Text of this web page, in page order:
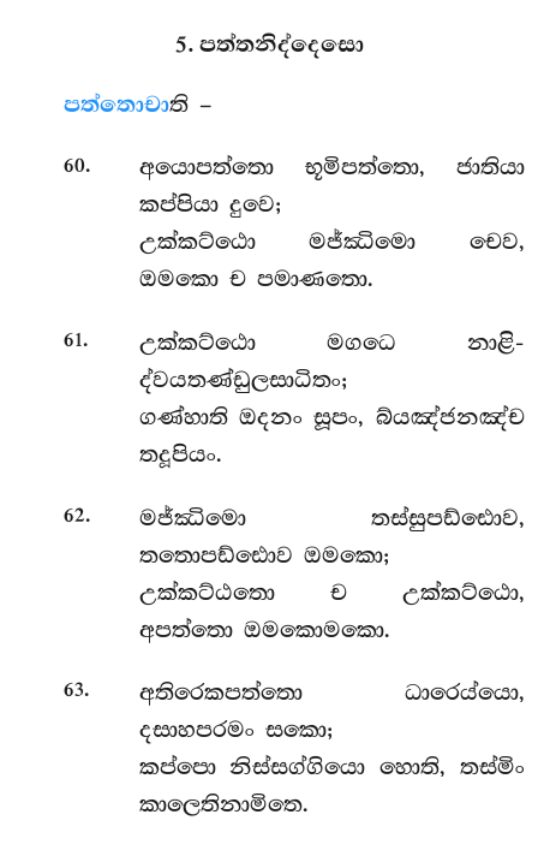
5. පත්තනිද්දෙසො
පත්තොචාති –
60.
අයොපත්තො භූමිපත්තො, ජාතියා
කප්පියා දුවෙ;
උක්කට්ඨො මජ්ඣිමො චෙව,
ඔමකො ච පමාණතො.
61.
උක්කට්ඨො මගධෙ නාළි-
ද්වයතණ්ඩුලසාධිතං;
ගණ්හාති ඔදනං සූපං, බ්යඤ්ජනඤ්ච
තදූපියං.
62.
මජ්ඣිමො තස්සුපඩ්ඪොව,
තතොපඩ්ඪොව ඔමකො;
උක්කට්ඨතො ච උක්කට්ඨො,
අපත්තො ඔමකොමකො.
63.
අතිරෙකපත්තො ධාරෙය්යො,
දසාහපරමං සකො;
කප්පො නිස්සග්ගියො හොති, තස්මිං
කාලෙතිනාමිතෙ.